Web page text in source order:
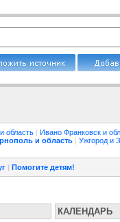
область | Ивано Франковск и
и область | Ужгород и
| Помогите детям!
КАЛЕНДАРЬ